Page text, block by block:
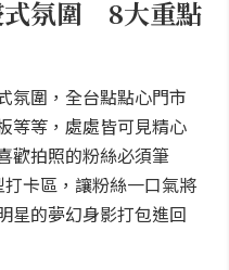
式氛圍 8大重點
氛圍，全台點點心門市
等等，處處皆可見精心
歡拍照的粉絲必須筆
卡區，讓粉絲一口氣將
星的夢幻身影打包進回